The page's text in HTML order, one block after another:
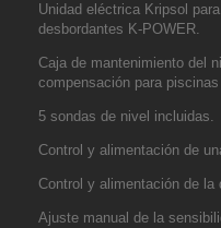
Unidad eléctrica Kripsol
desbordantes K-POWER.
Caja de mantenimiento del
compensación para
5 sondas de nivel incluidas.
Control y alimentación de
Control y alimentación de la
Ajuste manual de la